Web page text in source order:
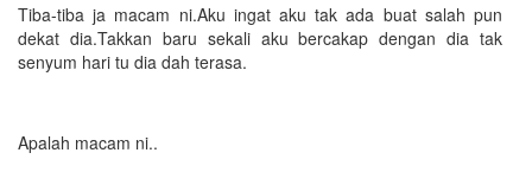
Tiba-tiba ja macam ni.Aku ingat aku tak ada buat salah pun
dekat dia.Takkan baru sekali aku bercakap dengan dia tak
senyum hari tu dia dah terasa.
Apalah macam ni..